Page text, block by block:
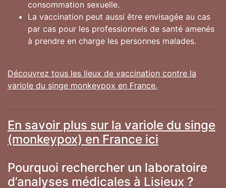
consommation sexuelle.
La vaccination peut aussi être envisagée au cas
par cas pour les professionnels de santé amenés
à prendre en charge les personnes malades.
Découvrez tous les lieux de vaccination contre la
variole du singe monkeypox en France.
En savoir plus sur la variole du singe
(monkeypox) en France ici
Pourquoi rechercher un laboratoire
d’analyses médicales à Lisieux ?